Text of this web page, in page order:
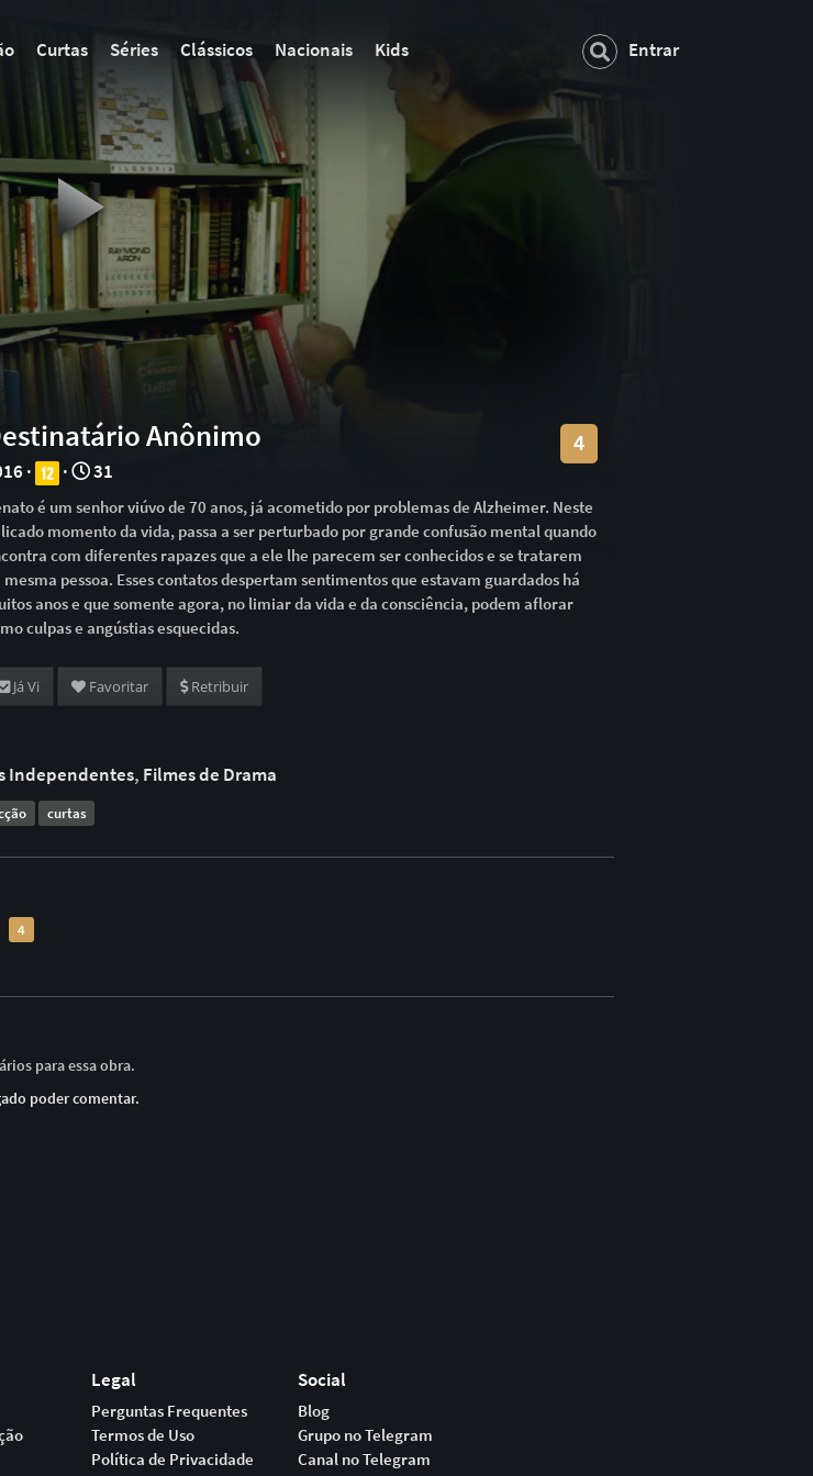
Curtas Séries Clássicos Nacionais Kids Entrar
Anônimo 4
· · 31
é um senhor viúvo de 70 anos, já acometido por problemas de Alzheimer. Neste
momento da vida, passa a ser perturbado por grande confusão mental quando
com diferentes rapazes que a ele lhe parecem ser conhecidos e se tratarem
mesma pessoa. Esses contatos despertam sentimentos que estavam guardados há
anos e que somente agora, no limiar da vida e da consciência, podem aflorar
culpas e angústias esquecidas.
Já Vi Favoritar Retribuir
Independentes, Filmes de Drama
curtas
4
para essa obra.
poder comentar.
Legal
Perguntas Frequentes
Termos de Uso
Política de Privacidade
Social
Blog
Grupo no Telegram
Canal no Telegram